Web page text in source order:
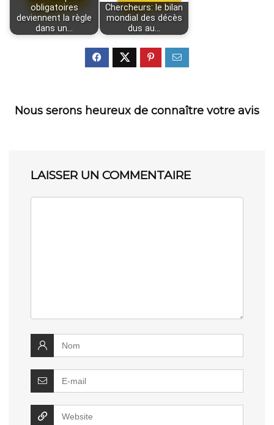
obligatoires
deviennent la règle
dans un…
Chercheurs: le bilan
mondial des décès
dus au…
Nous serons heureux de connaître votre avis
LAISSER UN COMMENTAIRE